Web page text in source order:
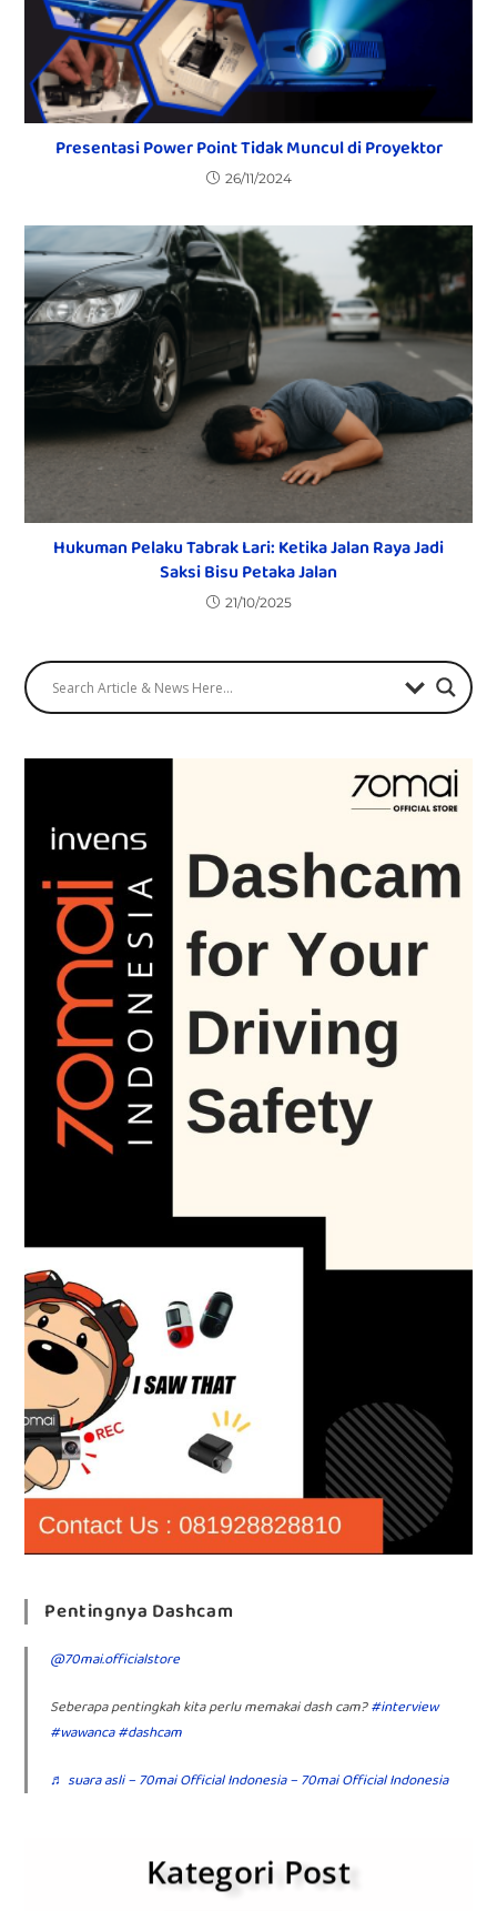
Presentasi Power Point Tidak Muncul di Proyektor
26/11/2024
Hukuman Pelaku Tabrak Lari: Ketika Jalan Raya Jadi
Saksi Bisu Petaka Jalan
21/10/2025
Pentingnya Dashcam
@70mai.officialstore
Seberapa pentingkah kita perlu memakai dash cam?#interview
#wawanca#dashcam
♬ suara asli – 70mai Official Indonesia – 70mai Official Indonesia
Kategori Post